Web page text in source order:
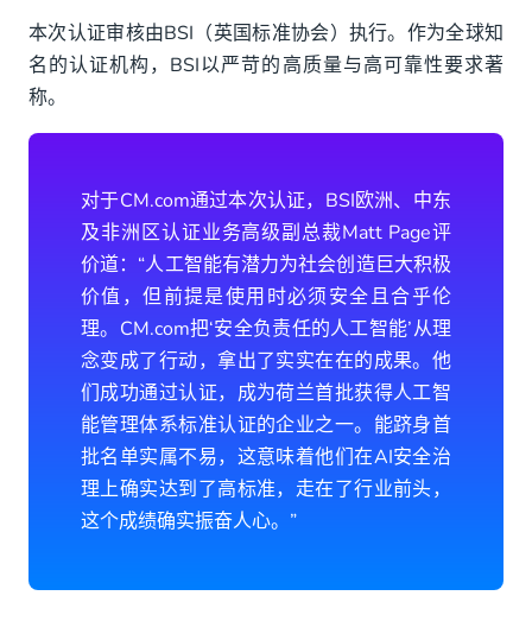
本次认证审核由BSI（英国标准协会）执行。作为全球知
名的认证机构，BSI以严苛的高质量与高可靠性要求著
称。
对于CM.com通过本次认证，BSI欧洲、中东
及非洲区认证业务高级副总裁Matt Page评
价道：“人工智能有潜力为社会创造巨大积极
价值，但前提是使用时必须安全且合乎伦
理。CM.com把‘安全负责任的人工智能’从理
念变成了行动，拿出了实实在在的成果。他
们成功通过认证，成为荷兰首批获得人工智
能管理体系标准认证的企业之一。能跻身首
批名单实属不易，这意味着他们在AI安全治
理上确实达到了高标准，走在了行业前头，
这个成绩确实振奋人心。”